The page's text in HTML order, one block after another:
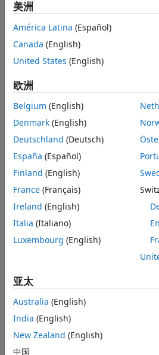
设置和配置
Infineon AURIX 的多核架构
应用示例
故障排除
Package for Infineon AURIX
to fix them.
美洲
América Latina (Español)
Canada (English)
United States (English)
欧洲
Belgium (English)
Denmark (English)
Deutschland (Deutsch)
España (Español)
Finland (English)
France (Français)
Ireland (English)
Italia (Italiano)
Luxembourg (English)
亚太
Australia (English)
India (English)
New Zealand (English)
中国
信任中心 商标 隐私政策 防盗版
联系我们
© 1994-2026 The MathWorks, Inc.